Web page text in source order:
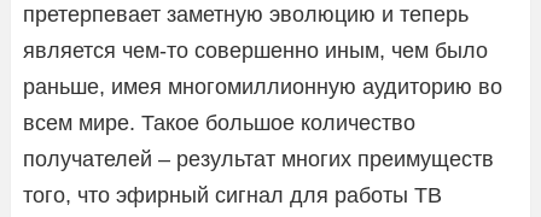
претерпевает заметную эволюцию и теперь
является чем-то совершенно иным, чем было
раньше, имея многомиллионную аудиторию во
всем мире. Такое большое количество
получателей – результат многих преимуществ
того, что эфирный сигнал для работы ТВ